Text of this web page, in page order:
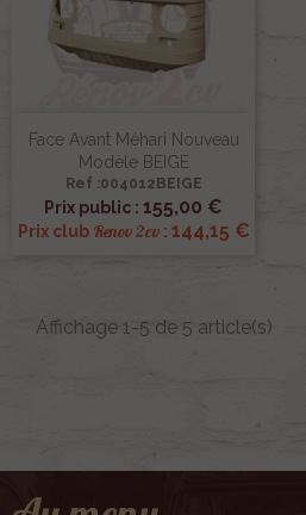
Face Avant Méhari Nouveau
Modèle BEIGE
Ref :004012BEIGE
Prix public : 155,00 €
Prix club Renov 2cv: 144,15 €
Affichage 1-5 de 5 article(s)